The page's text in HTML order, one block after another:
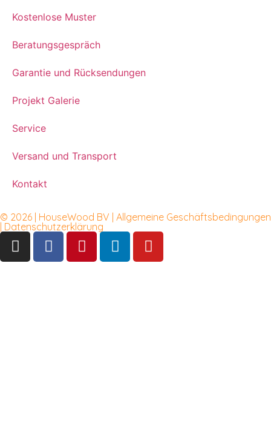
Kostenlose Muster
Beratungsgespräch
Garantie und Rücksendungen
Projekt Galerie
Service
Versand und Transport
Kontakt
© 2026 | HouseWood BV | Allgemeine Geschäftsbedingungen
| Datenschutzerklärung